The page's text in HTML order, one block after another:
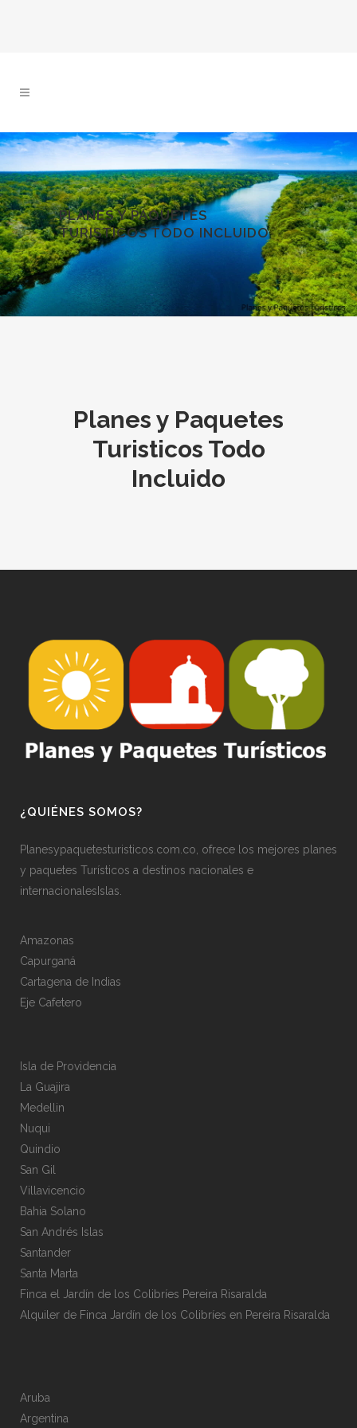
PLANES Y PAQUETES
TURISTICOS TODO INCLUIDO
Planes y Paquetes
Turisticos Todo
Incluido
¿QUIÉNES SOMOS?
Planesypaquetesturisticos.com.co, ofrece los mejores planes
y paquetes Turísticos a destinos nacionales e
internacionalesIslas.
Amazonas
Capurganá
Cartagena de Indias
Eje Cafetero
Isla de Providencia
La Guajira
Medellin
Nuqui
Quindio
San Gil
Villavicencio
Bahia Solano
San Andrés Islas
Santander
Santa Marta
Finca el Jardín de los Colibríes Pereira Risaralda
Alquiler de Finca Jardín de los Colibríes en Pereira Risaralda
Aruba
Argentina